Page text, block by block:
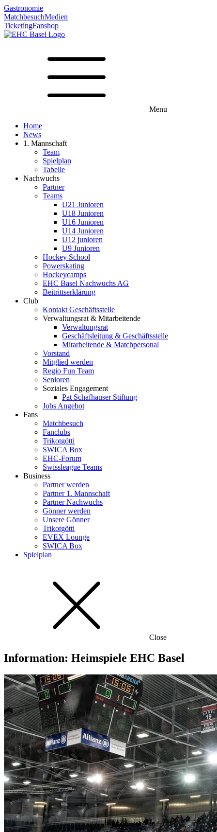
Gastronomie
MatchbesuchMedien
TicketingFanshop
Menu
Home
News
1. Mannschaft
Team
Spielplan
Tabelle
Nachwuchs
Partner
Teams
U21 Junioren
U18 Junioren
U16 Junioren
U14 Junioren
U12 junioren
U9 Junioren
Hockey School
Powerskating
Hockeycamps
EHC Basel Nachwuchs AG
Beitrittserklärung
Club
Kontakt Geschäftsstelle
Verwaltungsrat & Mitarbeitende
Verwaltungsrat
Geschäftsleitung & Geschäftsstelle
Mitarbeitende & Matchpersonal
Vorstand
Mitglied werden
Regio Fun Team
Senioren
Soziales Engagement
Pat Schafhauser Stiftung
Jobs Angebot
Fans
Matchbesuch
Fanclubs
Trikotgötti
SWICA Box
EHC-Forum
Swissleague Teams
Business
Partner werden
Partner 1. Mannschaft
Partner Nachwuchs
Gönner werden
Unsere Gönner
Trikotgötti
EVEX Lounge
SWICA Box
Spielplan
Close
Information: Heimspiele EHC Basel